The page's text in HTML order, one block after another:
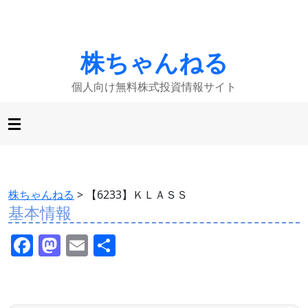
株ちゃんねる
個人向け無料株式投資情報サイト
株ちゃんねる > 【6233】ＫＬＡＳＳ
基本情報
F M E